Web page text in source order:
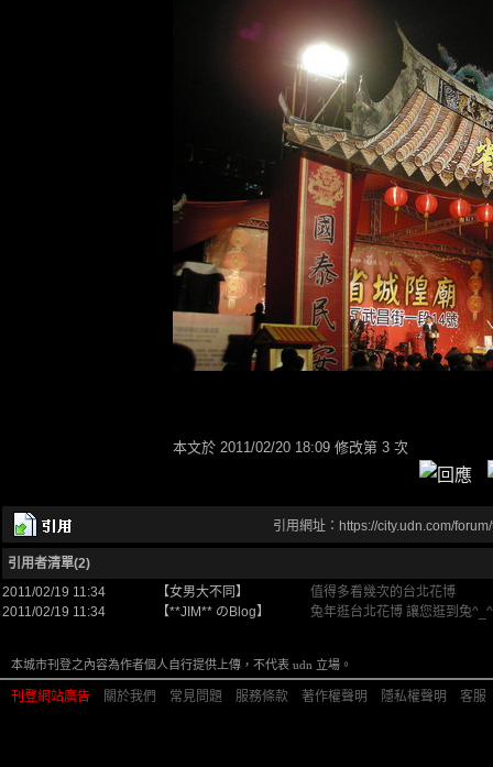
本文於 2011/02/20 18:09 修改第 3 次
引用網址：https://city.udn.com/
引用者清單(2)
2011/02/19 11:34
【女男大不同】
值得多看幾次的台北花博
2011/02/19 11:34
【**JIM** のBlog】 兔年逛台北花博 讓您逛到兔
本城市刊登之內容為作者個人自行提供上傳，不代表 udn 立場。
刊登網站廣告 關於我們 常見問題 服務條款 著作權聲明 隱私權聲明 客服